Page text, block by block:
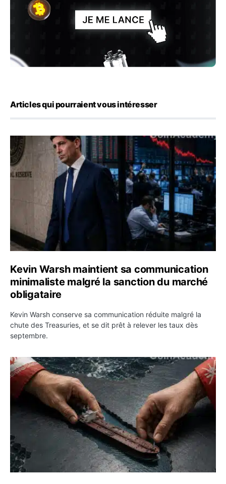
Articles qui pourraient vous intéresser
Kevin Warsh maintient sa communication minimaliste
Kevin Warsh maintient sa communication
minimaliste malgré la sanction du marché
obligataire
Kevin Warsh conserve sa communication réduite malgré la
chute des Treasuries, et se dit prêt à relever les taux dès
septembre.
Ormuz : l’Iran annonce un accord avec Oman sur une